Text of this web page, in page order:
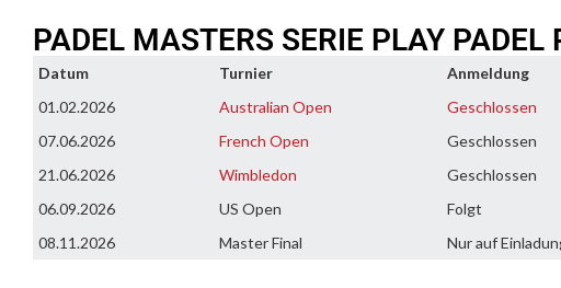
PADEL MASTERS SERIE PLAY PADEL
Datum Turnier
Anmeldung
01.02.2026
Australian Open
Geschlossen
07.06.2026
French Open
Geschlossen
21.06.2026
Wimbledon
Geschlossen
06.09.2026
US Open
Folgt
08.11.2026
Master Final Nur auf